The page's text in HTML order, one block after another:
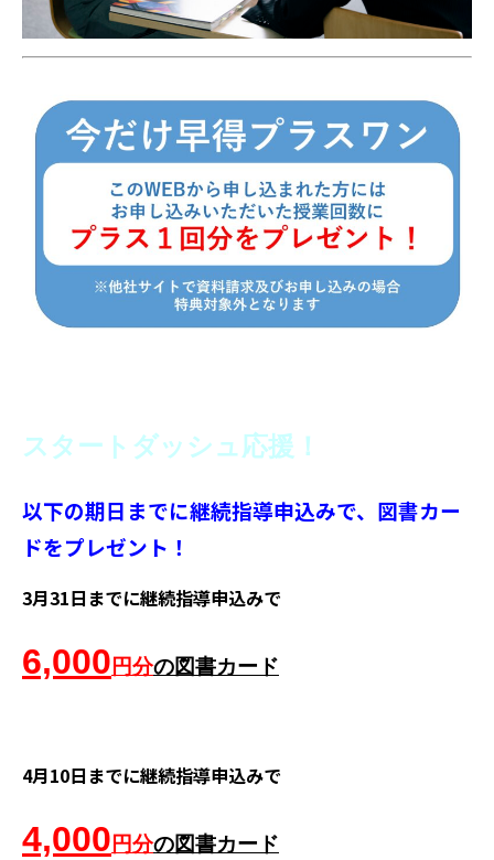
スタートダッシュ応援！
以下の期日までに継続指導申込みで、図書カー
ドをプレゼント！
3月31日までに継続指導申込みで
6,000 円分の図書カード
4月10日までに継続指導申込みで
4,000 円分の図書カード